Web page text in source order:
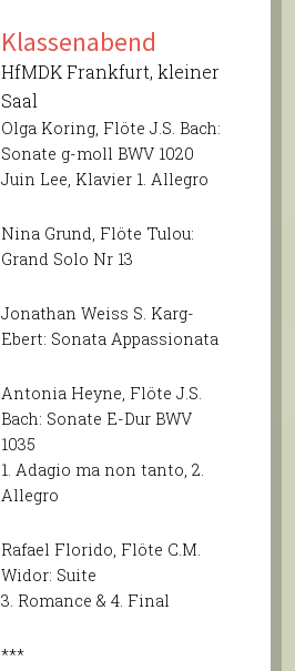
Klassenabend
HfMDK Frankfurt, kleiner
Saal
Olga Koring, Flöte J.S. Bach:
Sonate g-moll BWV 1020
Juin Lee, Klavier 1. Allegro
Nina Grund, Flöte Tulou:
Grand Solo Nr 13
Jonathan Weiss S. Karg-
Ebert: Sonata Appassionata
Antonia Heyne, Flöte J.S.
Bach: Sonate E-Dur BWV
1035
1. Adagio ma non tanto, 2.
Allegro
Rafael Florido, Flöte C.M.
Widor: Suite
3. Romance & 4. Final
***